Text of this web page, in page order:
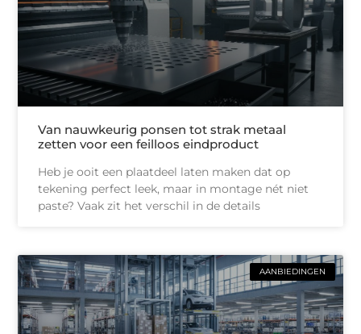
Van nauwkeurig ponsen tot strak metaal
zetten voor een feilloos eindproduct
Heb je ooit een plaatdeel laten maken dat op
tekening perfect leek, maar in montage nét niet
paste? Vaak zit het verschil in de details
AANBIEDINGEN